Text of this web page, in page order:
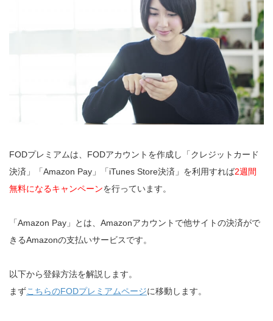
FODプレミアムは、FODアカウントを作成し「クレジットカード
決済」「Amazon Pay」「iTunes Store決済」を利用すれば2週間
無料になるキャンペーンを行っています。
「Amazon Pay」とは、Amazonアカウントで他サイトの決済がで
きるAmazonの支払いサービスです。
以下から登録方法を解説します。
まずこちらのFODプレミアムページに移動します。